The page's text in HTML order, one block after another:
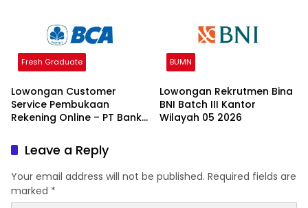
Fresh Graduate
Lowongan Customer
Service Pembukaan
Rekening Online – PT Bank
BUMN
Lowongan Rekrutmen Bina
BNI Batch III Kantor
Wilayah 05 2026
Leave a Reply
Your email address will not be published. Required fields are
marked *